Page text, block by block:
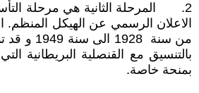
2. المرحلة الثانية هي مرحلة
الاعلان الرسمي عن الهيكل المنظم.
من سنة
بالتنسيق مع القنصلية البريطانية
بمنحة خاصة.